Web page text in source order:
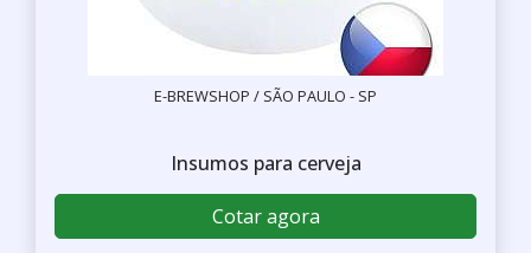
E-BREWSHOP / SÃO PAULO - SP
Insumos para cerveja
Cotar agora